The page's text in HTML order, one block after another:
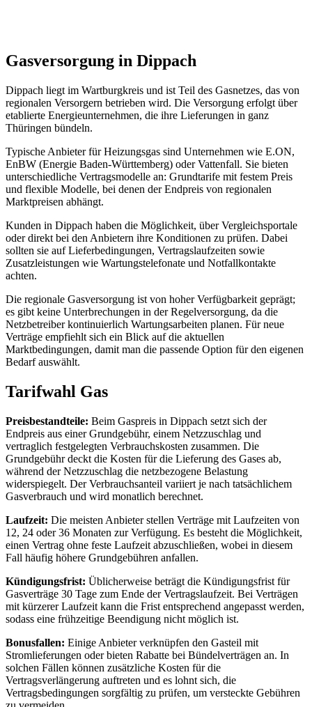
Gasversorgung in Dippach
Dippach liegt im Wartburgkreis und ist Teil des Gasnetzes, das von
regionalen Versorgern betrieben wird. Die Versorgung erfolgt über
etablierte Energieunternehmen, die ihre Lieferungen in ganz
Thüringen bündeln.
Typische Anbieter für Heizungsgas sind Unternehmen wie E.ON,
EnBW (Energie Baden-Württemberg) oder Vattenfall. Sie bieten
unterschiedliche Vertragsmodelle an: Grundtarife mit festem Preis
und flexible Modelle, bei denen der Endpreis von regionalen
Marktpreisen abhängt.
Kunden in Dippach haben die Möglichkeit, über Vergleichsportale
oder direkt bei den Anbietern ihre Konditionen zu prüfen. Dabei
sollten sie auf Lieferbedingungen, Vertragslaufzeiten sowie
Zusatzleistungen wie Wartungstelefonate und Notfallkontakte
achten.
Die regionale Gasversorgung ist von hoher Verfügbarkeit geprägt;
es gibt keine Unterbrechungen in der Regelversorgung, da die
Netzbetreiber kontinuierlich Wartungsarbeiten planen. Für neue
Verträge empfiehlt sich ein Blick auf die aktuellen
Marktbedingungen, damit man die passende Option für den eigenen
Bedarf auswählt.
Tarifwahl Gas
Preisbestandteile: Beim Gaspreis in Dippach setzt sich der
Endpreis aus einer Grundgebühr, einem Netzzuschlag und
vertraglich festgelegten Verbrauchskosten zusammen. Die
Grundgebühr deckt die Kosten für die Lieferung des Gases ab,
während der Netzzuschlag die netzbezogene Belastung
widerspiegelt. Der Verbrauchsanteil variiert je nach tatsächlichem
Gasverbrauch und wird monatlich berechnet.
Laufzeit: Die meisten Anbieter stellen Verträge mit Laufzeiten von
12, 24 oder 36 Monaten zur Verfügung. Es besteht die Möglichkeit,
einen Vertrag ohne feste Laufzeit abzuschließen, wobei in diesem
Fall häufig höhere Grundgebühren anfallen.
Kündigungsfrist: Üblicherweise beträgt die Kündigungsfrist für
Gasverträge 30 Tage zum Ende der Vertragslaufzeit. Bei Verträgen
mit kürzerer Laufzeit kann die Frist entsprechend angepasst werden,
sodass eine frühzeitige Beendigung nicht möglich ist.
Bonusfallen: Einige Anbieter verknüpfen den Gasteil mit
Stromlieferungen oder bieten Rabatte bei Bündelverträgen an. In
solchen Fällen können zusätzliche Kosten für die
Vertragsverlängerung auftreten und es lohnt sich, die
Vertragsbedingungen sorgfältig zu prüfen, um versteckte Gebühren